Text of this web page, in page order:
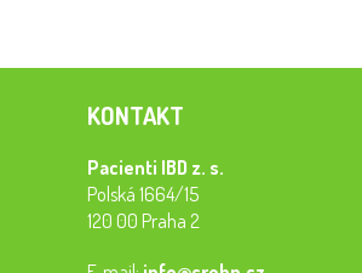
KONTAKT
Pacienti IBD z. s.
Polská 1664/15
120 00 Praha 2